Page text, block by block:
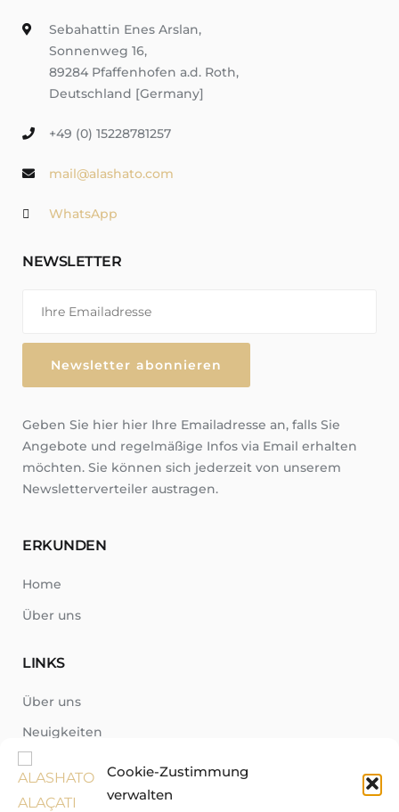
Cookie-Zustimmung
verwalten
Sebahattin Enes Arslan,
Sonnenweg 16,
89284 Pfaffenhofen a.d. Roth,
Deutschland [Germany]
+49 (0) 15228781257
mail@alashato.com
WhatsApp
NEWSLETTER
Geben Sie hier hier Ihre Emailadresse an, falls Sie
Angebote und regelmäßige Infos via Email erhalten
möchten. Sie können sich jederzeit von unserem
Newsletterverteiler austragen.
ERKUNDEN
Home
Über uns
LINKS
Über uns
Neuigkeiten
Region
Fragen-Antworten-Katalog